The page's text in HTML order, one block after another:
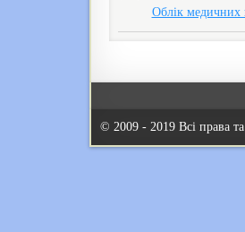
Облік медичних
© 2009 - 2019 Всі права